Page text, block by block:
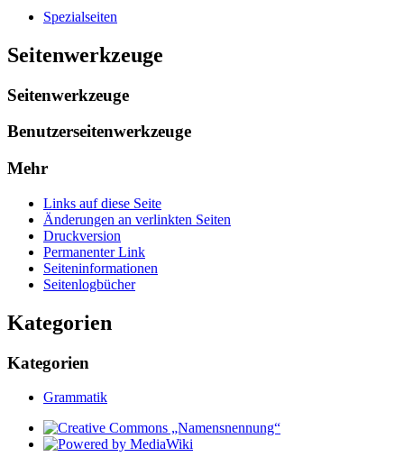
Spezialseiten
Seitenwerkzeuge
Seitenwerkzeuge
Benutzerseitenwerkzeuge
Mehr
Links auf diese Seite
Änderungen an verlinkten Seiten
Druckversion
Permanenter Link
Seiten­­informationen
Seitenlogbücher
Kategorien
Kategorien
Grammatik